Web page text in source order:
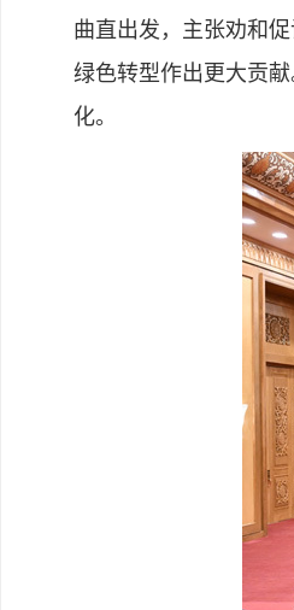
曲直出发，主张劝和
绿色转型作出更大贡
化。